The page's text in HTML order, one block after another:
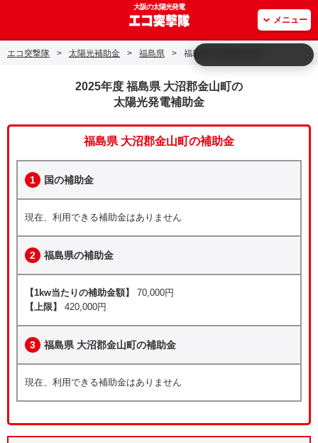
大阪の太陽光発電
メニュー
エコ突撃隊 > 太陽光補助金 > 福島県 > 福島県 大沼郡金山町
2025年度 福島県 大沼郡金山町の
太陽光発電補助金
福島県 大沼郡金山町の補助金
1 国の補助金
現在、利用できる補助金はありません
2 福島県の補助金
【1kw当たりの補助金額】
70,000円
【上限】
420,000円
3 福島県 大沼郡金山町の補助金
現在、利用できる補助金はありません